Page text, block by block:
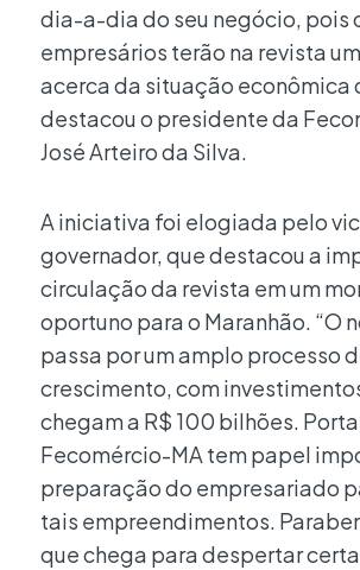
dia-a-dia do seu negócio, pois
empresários terão na revista
acerca da situação econômica
destacou o presidente da
José Arteiro da Silva.
A iniciativa foi elogiada pelo
governador, que destacou a
circulação da revista em um
oportuno para o Maranhão. “O
passa por um amplo processo
crescimento, com
chegam a R$ 100 bilhões.
Fecomércio-MA tem papel
preparação do empresariado
tais empreendimentos.
que chega para despertar